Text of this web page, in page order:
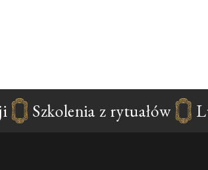
Szkolenia z rytuałów